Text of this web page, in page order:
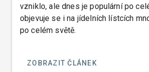
vzniklo, ale dnes je populární po
objevuje se i na jídelních lístcích
po celém světě.
ZOBRAZIT ČLÁNEK